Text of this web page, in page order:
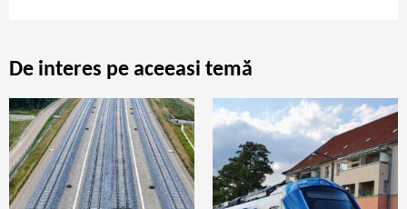
De interes pe aceeasi temă